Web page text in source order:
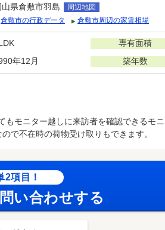
山県倉敷市羽島
周辺地図
倉敷市の行政データ
倉敷市周辺の家賃相場
専有面積
年12月 築年数
モニター越しに来訪者を確認できるモ
で不在時の荷物受け取りもできます。
2項目！
い合わせする